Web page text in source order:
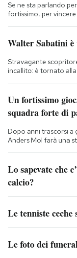
Se ne sta parlando
fortissimo, per
Walter Sabatini è
Stravagante
incallito: è tornato
Un fortissimo
squadra forte di
Dopo anni trascorsi a
Anders Mol farà una
Lo sapevate che
calcio?
Le tenniste
Le foto dei